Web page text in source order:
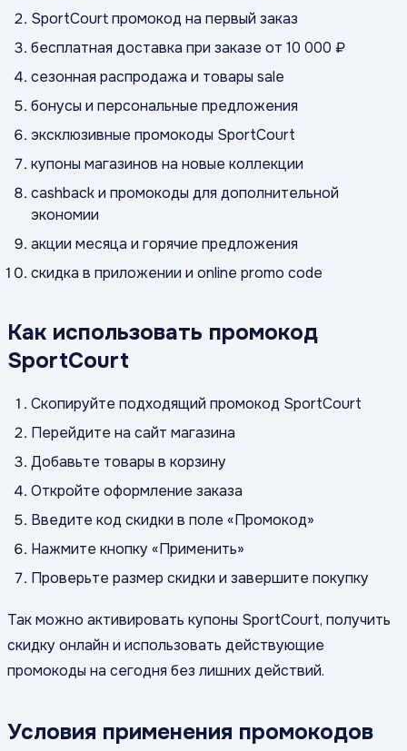
SportCourt промокод на первый заказ
бесплатная доставка при заказе от 10 000 ₽
сезонная распродажа и товары sale
бонусы и персональные предложения
эксклюзивные промокоды SportCourt
купоны магазинов на новые коллекции
cashback и промокоды для дополнительной
экономии
акции месяца и горячие предложения
скидка в приложении и online promo code
Как использовать промокод
SportCourt
Скопируйте подходящий промокод SportCourt
Перейдите на сайт магазина
Добавьте товары в корзину
Откройте оформление заказа
Введите код скидки в поле «Промокод»
Нажмите кнопку «Применить»
Проверьте размер скидки и завершите покупку
Так можно активировать купоны SportCourt, получить
скидку онлайн и использовать действующие
промокоды на сегодня без лишних действий.
Условия применения промокодов